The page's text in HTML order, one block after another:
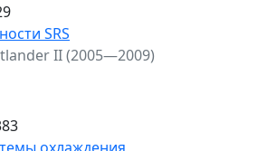
SRS
II (2005—2009)